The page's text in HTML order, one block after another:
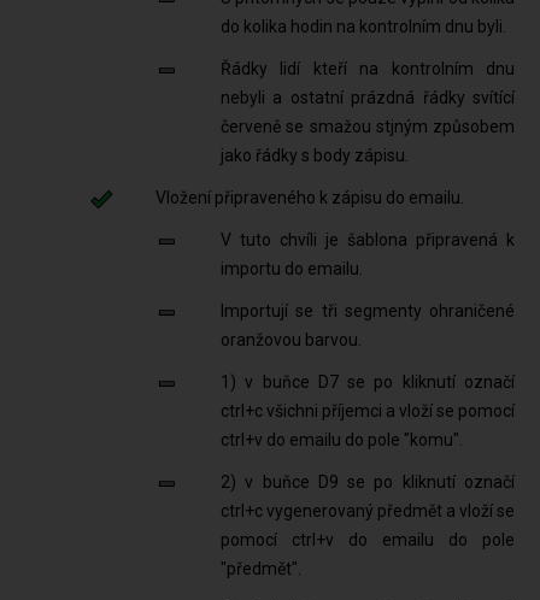
do kolika hodin na kontrolním dnu byli.
Řádky lidí kteří na kontrolním dnu
nebyli a ostatní prázdná řádky svítící
červeně se smažou stjným způsobem
jako řádky s body zápisu.
Vložení připraveného k zápisu do emailu.
V tuto chvíli je šablona připravená k
importu do emailu.
Importují se tři segmenty ohraničené
oranžovou barvou.
1) v buňce D7 se po kliknutí označí
ctrl+c všichni příjemci a vloží se pomocí
ctrl+v do emailu do pole "komu".
2) v buňce D9 se po kliknutí označí
ctrl+c vygenerovaný předmět a vloží se
pomocí ctrl+v do emailu do pole
"předmět".